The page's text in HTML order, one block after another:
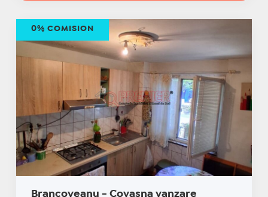
Brancoveanu - Covasna vanzare
0% COMISION